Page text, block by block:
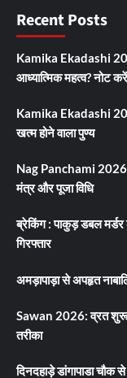
Recent Posts
Kamika Ekadashi
आध्यात्मिक महत्व?
Kamika Ekadashi
खत्म होने वाला पुण्य
Nag Panchami 2026:
मंत्र और पूजा विधि
ब्रेकिंग : पाकुड़ डबल मर्डर
गिरफ्तार
अमड़ापाड़ा से अपहृत
Sawan 2026: व्रत शुरू
तरीका
दिनदहाड़े डांगापाडा चौक